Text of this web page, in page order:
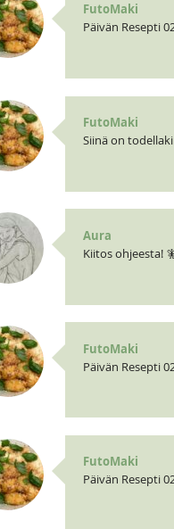
FutoMaki
Päivän Resepti
FutoMaki
Siinä on
Aura
Kiitos ohjeesta!
FutoMaki
Päivän Resepti
FutoMaki
Päivän Resepti